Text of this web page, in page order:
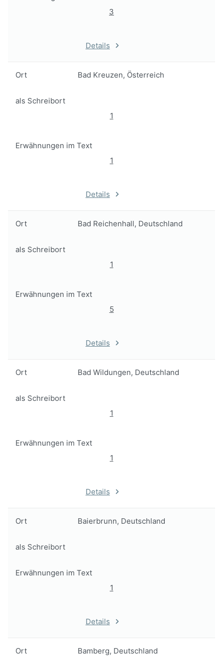
3
Details
Ort Bad Kreuzen, Österreich
als Schreibort
1
Erwähnungen im Text
1
Details
Ort Bad Reichenhall, Deutschland
als Schreibort
1
Erwähnungen im Text
5
Details
Ort Bad Wildungen, Deutschland
als Schreibort
1
Erwähnungen im Text
1
Details
Ort Baierbrunn, Deutschland
als Schreibort
Erwähnungen im Text
1
Details
Ort Bamberg, Deutschland